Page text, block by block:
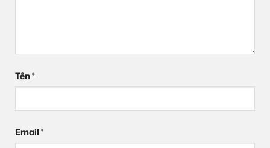
Tên*
Email*